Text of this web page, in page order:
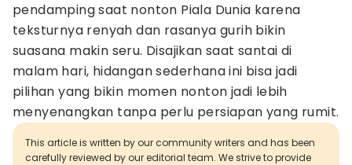
pendamping saat nonton Piala Dunia karena
teksturnya renyah dan rasanya gurih bikin
suasana makin seru. Disajikan saat santai di
malam hari, hidangan sederhana ini bisa jadi
pilihan yang bikin momen nonton jadi lebih
menyenangkan tanpa perlu persiapan yang rumit.
This article is written by our community writers and has been
carefully reviewed by our editorial team. We strive to provide